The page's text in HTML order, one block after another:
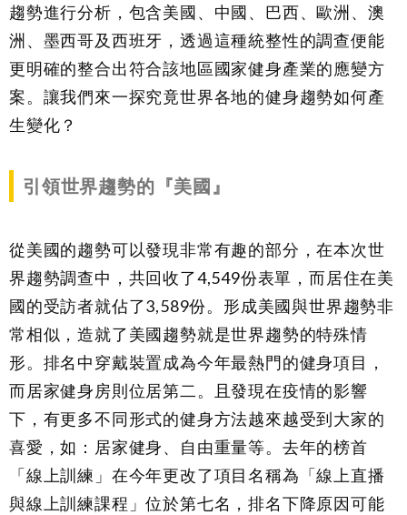
趨勢進行分析，包含美國、中國、巴西、歐洲、澳
洲、墨西哥及西班牙，透過這種統整性的調查便能
更明確的整合出符合該地區國家健身產業的應變方
案。讓我們來一探究竟世界各地的健身趨勢如何產
生變化？
引領世界趨勢的『美國』
從美國的趨勢可以發現非常有趣的部分，在本次世
界趨勢調查中，共回收了4,549份表單，而居住在美
國的受訪者就佔了3,589份。形成美國與世界趨勢非
常相似，造就了美國趨勢就是世界趨勢的特殊情
形。排名中穿戴裝置成為今年最熱門的健身項目，
而居家健身房則位居第二。且發現在疫情的影響
下，有更多不同形式的健身方法越來越受到大家的
喜愛，如：居家健身、自由重量等。去年的榜首
「線上訓練」在今年更改了項目名稱為「線上直播
與線上訓練課程」位於第七名，排名下降原因可能